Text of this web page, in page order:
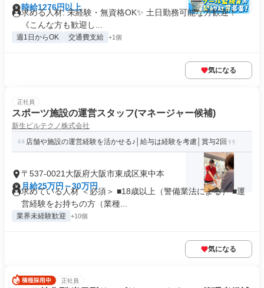
時給1276円以上
求める人材: 未経験・無資格OK✨️ ​土日勤務可能な方歓迎！
《こんな方も歓迎し...
週1日からOK 交通費支給 +1個
気になる
正社員
スポーツ施設の運営スタッフ(マネージャー候補)
新生ビルテクノ株式会社
店舗や施設の運営経験を活かせる♪│給与は経験を考慮│賞与2回
〒537-0021大阪府大阪市東成区東中本
月給25万円～30万円
求めている人材 ＜必須＞ ■18歳以上（警備業法による） ■運
営経験をお持ちの方（業種...
業界未経験歓迎 +10個
気になる
正社員